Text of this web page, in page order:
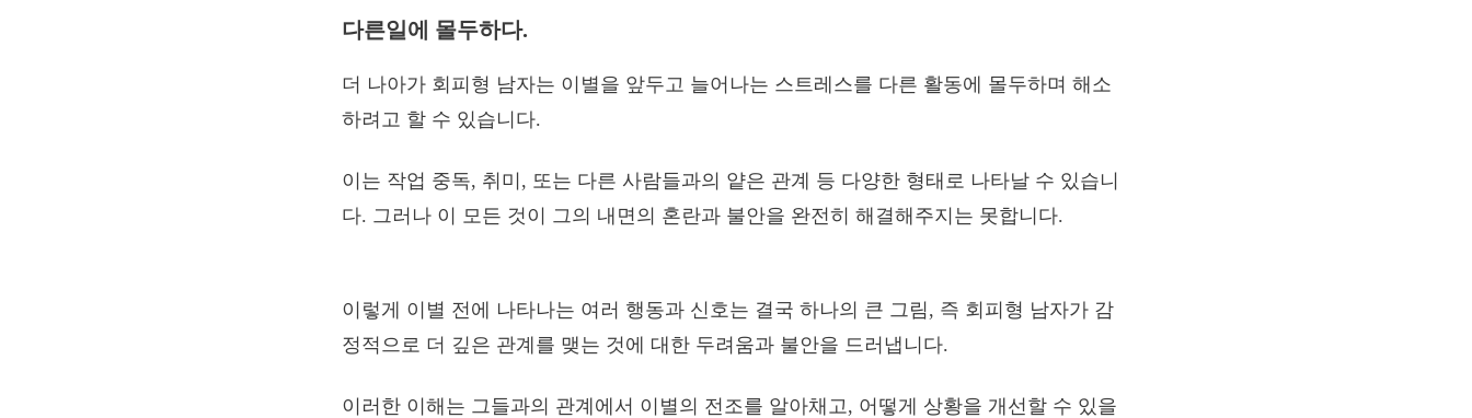
다른일에 몰두하다.
더 나아가 회피형 남자는 이별을 앞두고 늘어나는 스트레스를 다른 활동에 몰두하며 해소
하려고 할 수 있습니다.
이는 작업 중독, 취미, 또는 다른 사람들과의 얕은 관계 등 다양한 형태로 나타날 수 있습니
다. 그러나 이 모든 것이 그의 내면의 혼란과 불안을 완전히 해결해주지는 못합니다.
이렇게 이별 전에 나타나는 여러 행동과 신호는 결국 하나의 큰 그림, 즉 회피형 남자가 감
정적으로 더 깊은 관계를 맺는 것에 대한 두려움과 불안을 드러냅니다.
이러한 이해는 그들과의 관계에서 이별의 전조를 알아채고, 어떻게 상황을 개선할 수 있을